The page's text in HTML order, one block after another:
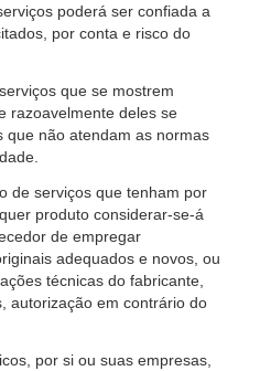
poderá ser confiada a
por conta e risco do
que se mostrem
razoavelmente deles se
que não atendam as normas
de serviços que tenham por
produto considerar-se-á
de empregar
adequados e novos, ou
técnicas do fabricante,
autorização em contrário do
por si ou suas empresas,